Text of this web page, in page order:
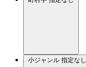
小ジャンル 指定なし